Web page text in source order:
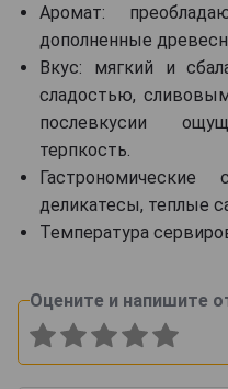
Аромат:
дополненные
Вкус: мягкий и
сладостью,
послевкусии
терпкость.
деликатесы, теплые
Температура
Оцените и напишите